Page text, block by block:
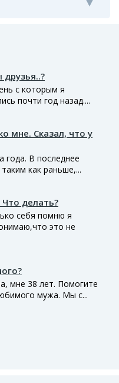
с которым я
почти год назад....
мне. Сказал, что у
года. В последнее
как раньше,...
делать?
себя помню я
это не
мне 38 лет. Помогите
мужа. Мы с...